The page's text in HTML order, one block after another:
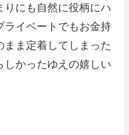
りにも自然に役柄にハ
ライベートでもお金持
ま定着してしまった
しかったゆえの嬉しい